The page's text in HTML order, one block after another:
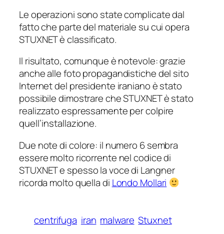
Le operazioni sono state complicate dal
fatto che parte del materiale su cui opera
STUXNET è classificato.
Il risultato, comunque è notevole: grazie
anche alle foto propagandistiche del sito
Internet del presidente iraniano è stato
possibile dimostrare che STUXNET è stato
realizzato espressamente per colpire
quell’installazione.
Due note di colore: il numero 6 sembra
essere molto ricorrente nel codice di
STUXNET e spesso la voce di Langner
ricorda molto quella di Londo Mollari
centrifuga iran malware Stuxnet